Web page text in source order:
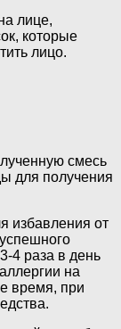
лице,
которые
лицо.
смесь
для получения
избавления от
4 раза в день
на
время, при